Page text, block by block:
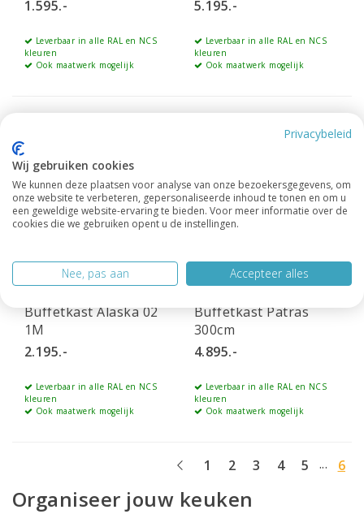
1.595.-
Leverbaar in alle RAL en NCS
kleuren
Ook maatwerk mogelijk
5.195.-
Leverbaar in alle RAL en NCS
kleuren
Ook maatwerk mogelijk
Buffetkast Alaska 02
1M
2.195.-
Leverbaar in alle RAL en NCS
kleuren
Ook maatwerk mogelijk
Buffetkast Patras
300cm
4.895.-
Leverbaar in alle RAL en NCS
kleuren
Ook maatwerk mogelijk
1 2 3 4 5 ... 6
Organiseer jouw keuken
Privacybeleid
Wij gebruiken cookies
We kunnen deze plaatsen voor analyse van onze bezoekersgegevens, om
onze website te verbeteren, gepersonaliseerde inhoud te tonen en om u
een geweldige website-ervaring te bieden. Voor meer informatie over de
cookies die we gebruiken opent u de instellingen.
Nee, pas aan Accepteer alles